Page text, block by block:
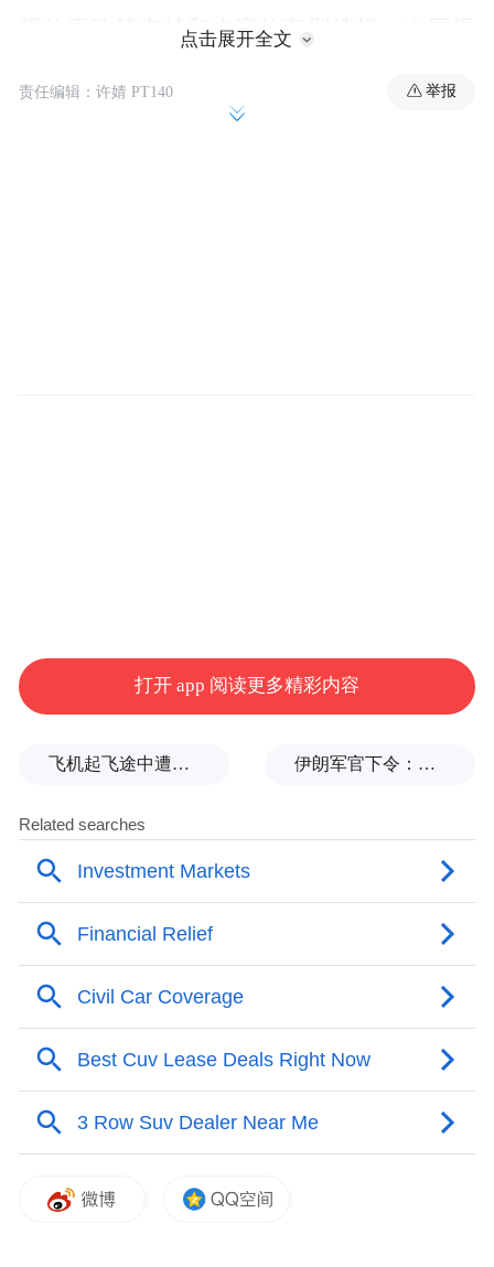
得益于政策支持和丰富的车型选择，中国混
快速增长。据中国乘联会数据，2024年中国
覆盖范围。李柯表示，此举有望将客户对辅
助驾驶功能的使用率提高5个百分点，达到至
少95%。该公司还发布了自研辅助驾驶芯
尽管比亚迪已雇佣约7000名工程师从事半导
要采用英伟达的辅助驾驶芯片组。根据比亚
迪2025年年报，公司员工总数超过86.96万
人，而半导体研发工程师仅占其中很小的一
部分。
随着比亚迪在国内市场的增长面临挑战，该
公司转而依靠出口市场来提振销量。李柯表
汽车销量。(作者/箫雨)
点击展开全文
责任编辑：许婧 PT140 举报
打开 app 阅读更多精彩内容
飞机起飞途中遭雷击！航班滞留3小时临时换机 伊朗军官下令：如果美军踏上我国领土，就砍掉他们脚！